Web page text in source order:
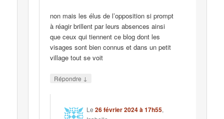
non mais les élus de l’opposition si prompt
à réagir brillent par leurs absences ainsi
que ceux qui tiennent ce blog dont les
visages sont bien connus et dans un petit
village tout se voit
Répondre ↓
Le 26 février 2024 à 17h55,